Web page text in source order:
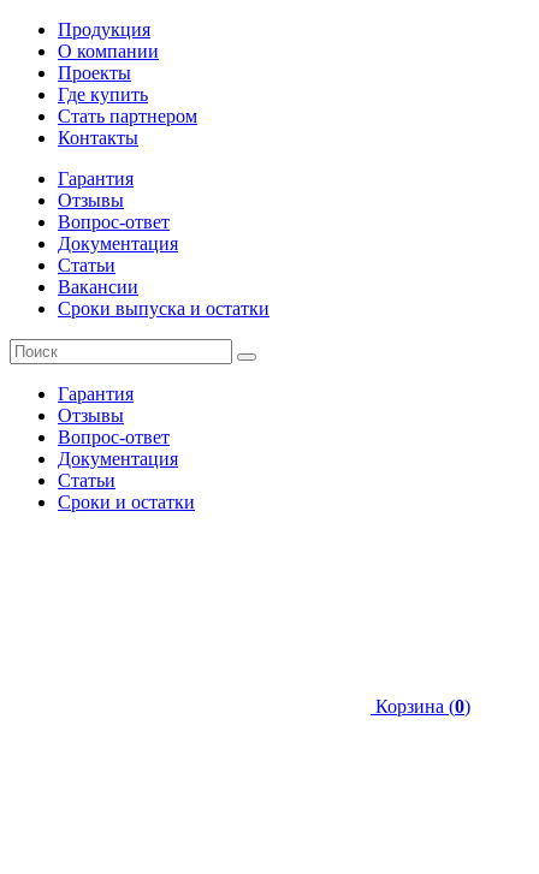
Продукция
О компании
Проекты
Где купить
Стать партнером
Контакты
Гарантия
Отзывы
Вопрос-ответ
Документация
Статьи
Вакансии
Сроки выпуска и остатки
Гарантия
Отзывы
Вопрос-ответ
Документация
Статьи
Сроки и остатки
Корзина (0)